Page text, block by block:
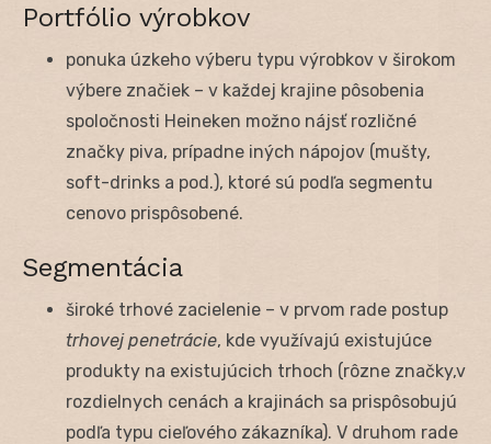
Portfólio výrobkov
ponuka úzkeho výberu typu výrobkov v širokom
výbere značiek – v každej krajine pôsobenia
spoločnosti Heineken možno nájsť rozličné
značky piva, prípadne iných nápojov (mušty,
soft-drinks a pod.), ktoré sú podľa segmentu
cenovo prispôsobené.
Segmentácia
široké trhové zacielenie – v prvom rade postup
trhovej penetrácie, kde využívajú existujúce
produkty na existujúcich trhoch (rôzne značky,v
rozdielnych cenách a krajinách sa prispôsobujú
podľa typu cieľového zákazníka). V druhom rade